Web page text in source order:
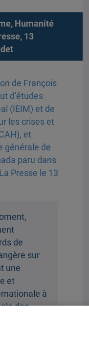
Humanité
13
de François
d’études
(IEIM) et de
les crises et
et
générale de
paru dans
Presse le 13
de
sur
une
et
à
des